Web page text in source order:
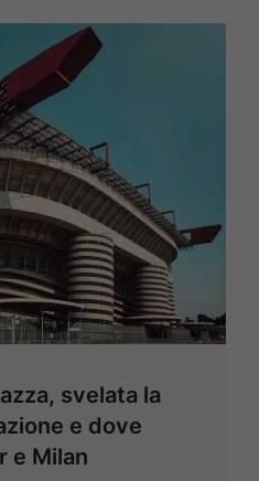
svelata la
e dove
e Milan